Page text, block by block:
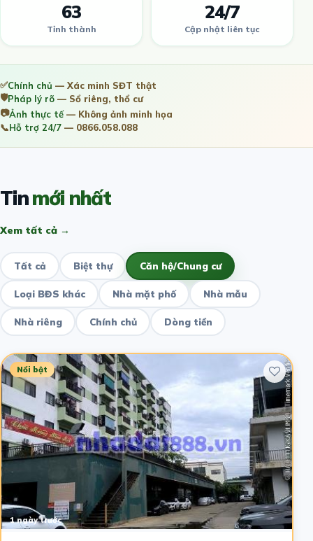
63
Tỉnh thành
24/7
Cập nhật liên tục
✅Chính chủ — Xác minh SĐT thật
🛡️Pháp lý rõ — Sổ riêng, thổ cư
📷Ảnh thực tế— Không ảnh minh họa
📞Hỗ trợ 24/7 — 0866.058.088
Tinmới nhất
Xem tất cả →
Tất cả Biệt thự Căn hộ/Chung cư
Loại BĐS khác Nhà mặt phố Nhà mẫu
Nhà riêng Chính chủ Dòng tiền
Nổi bật
1 ngày trước